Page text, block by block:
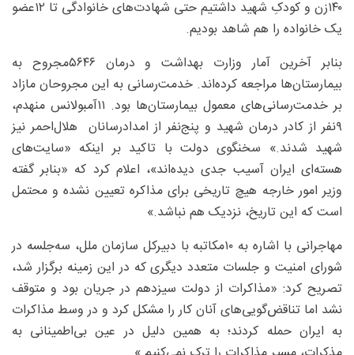
۱۴۰‌زن و کودکِ شهید داشتیم حتی شهادت‌های خانوادگی تا ۱۲‌عضو
یک خانواده را هم شاهد بودیم.
بنابر آخرین آمار وزارت بهداشت و درمان ۵۶۴۶‌مجروح به
بیمارستان‌ها مراجعه کرده‌اند. خدمت‌رسانی به این مجروحان مازاد
بر خدمت‌رسانی‌های معمول بیمارستان‌ها بود. ۱۱آمبولانس منهدم،
۹‌نفر از کادر درمان شهید و پنج‌نفر از امدادرسانان هلال‌احمر نیز
شهید شدند.» سخنگوی دولت با تاکید بر اینکه «سایت‌های
هسته‌ای ایران آسیب جدی دیده‌اند»، اعلام کرد که «بنابر گفته
وزیر امور خارجه هیچ تاریخی برای مذاکره تعیین نشده و محتمل
است که این تاریخ، نزدیک هم نباشد.»
مهاجرانی با اشاره به ۱۰‌مکاتبه با دبیرکل سازمان ملل، سه‌جلسه در
شورای امنیت و جلسات متعدد دیگری که در این زمینه برگزار شد،
تصریح کرد: «مذاکرات از دولت سیزدهم در جریان بود و متوقف
نشد اما تناقض‌گویی‌های آنان کار را مشکل کرد و در وسط مذاکرات
به ایران حمله کردند؛ به همین دلیل در عین بی‌اطمینانی به